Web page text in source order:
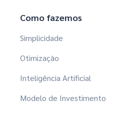
Como fazemos
Simplicidade
Otimização
Inteligência Artificial
Modelo de Investimento